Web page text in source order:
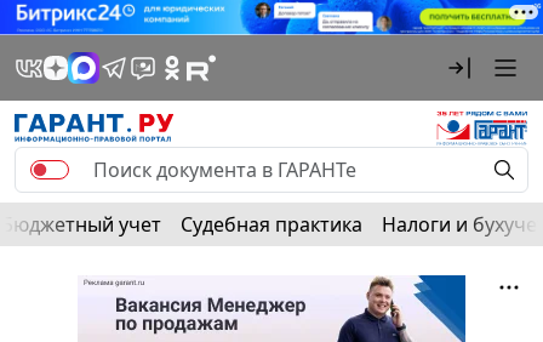
Бюджетный учет Судебная практика Налоги и